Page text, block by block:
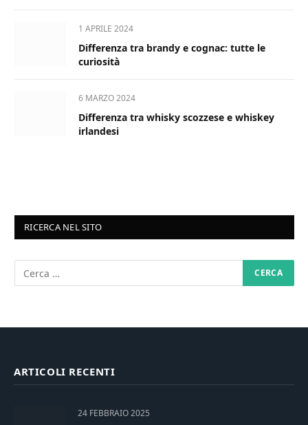
1 APRILE 2024
Differenza tra brandy e cognac: tutte le
curiosità
6 MARZO 2024
Differenza tra whisky scozzese e whiskey
irlandesi
RICERCA NEL SITO
ARTICOLI RECENTI
24 FEBBRAIO 2025